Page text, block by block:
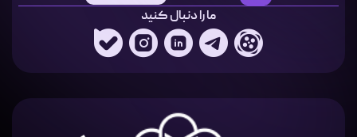
ما را دنبال کنید